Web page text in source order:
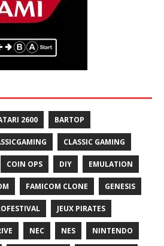
2600 BARTOP
CLASSIC GAMING
COIN OPS DIY EMULATION
FAMICOM CLONE GENESIS
JEUX PIRATES
NEC NES NINTENDO